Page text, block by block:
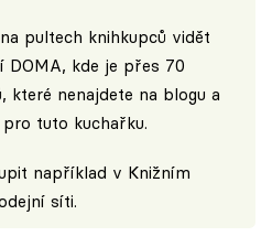
pultech knihkupců vidět
DOMA, kde je přes 70
které nenajdete na blogu a
tuto kuchařku.
například v Knižním
síti.